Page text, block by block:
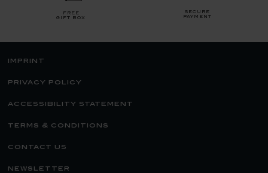
free
gift box
secure
payment
imprint
privacy policy
accessibility statement
terms & conditions
contact us
newsletter